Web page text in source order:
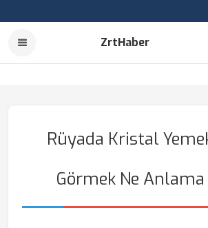
ZrtHaber
Rüyada Kristal
Görmek Ne Anlama